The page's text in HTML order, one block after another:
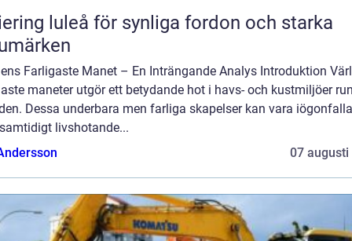
luleå för synliga fordon och starka
Farligaste Manet – En Inträngande Analys Introduktion
maneter utgör ett betydande hot i havs- och kustmiljöer
Dessa underbara men farliga skapelser kan vara
livshotande...
07 augusti